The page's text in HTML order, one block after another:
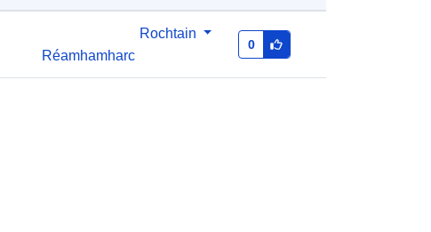
Rochtain
Réamhamharc
0
7.53982, 50.5989 ] ]
Clóscríobh: Polygon
http://data.europa.eu/88u/dataset/aa